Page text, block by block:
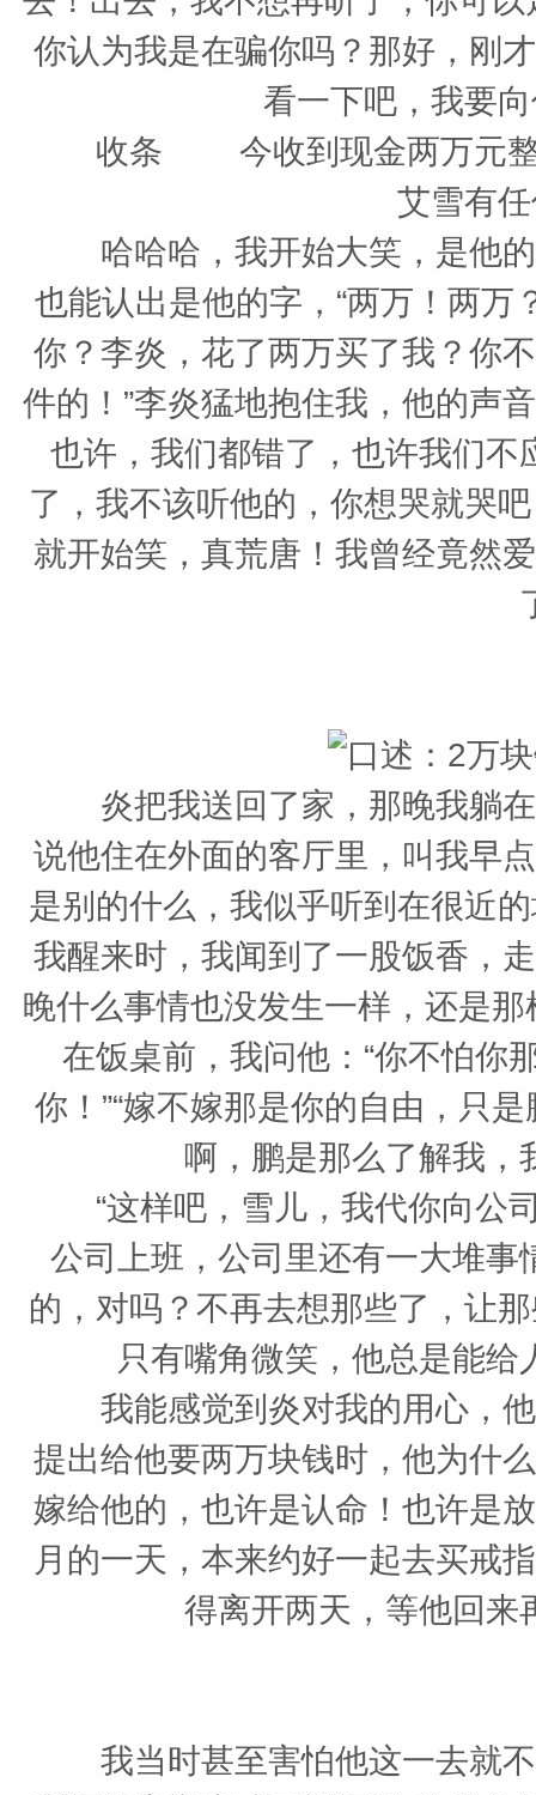
你认为我是在骗你吗？那好，刚
看一下吧，我要
收条 今收到现金两万元整，
艾雪有
哈哈哈，我开始大笑，是他的
也能认出是他的字，“两万！两万
你？李炎，花了两万买了我？你
件的！”李炎猛地抱住我，他的声
也许，我们都错了，也许我们
了，我不该听他的，你想哭就哭
就开始笑，真荒唐！我曾经竟然
炎把我送回了家，那晚我躺在
说他住在外面的客厅里，叫我早
是别的什么，我似乎听到在很
我醒来时，我闻到了一股饭香，
晚什么事情也没发生一样，还是
在饭桌前，我问他：“你不怕你
你！”“嫁不嫁那是你的自由，只
啊，鹏是那么了解我，
“这样吧，雪儿，我代你向公
公司上班，公司里还有一大堆
的，对吗？不再去想那些了，让
只有嘴角微笑，他总是能
我能感觉到炎对我的用心，他
提出给他要两万块钱时，他为什
嫁给他的，也许是认命！也许是
月的一天，本来约好一起去买戒
得离开两天，等他回来
我当时甚至害怕他这一去就不